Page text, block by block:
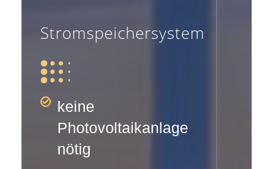
Stromspeichersystem
keine
Photovoltaikanlage
nötig